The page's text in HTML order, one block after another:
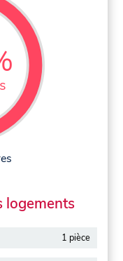
logements
1 pièce